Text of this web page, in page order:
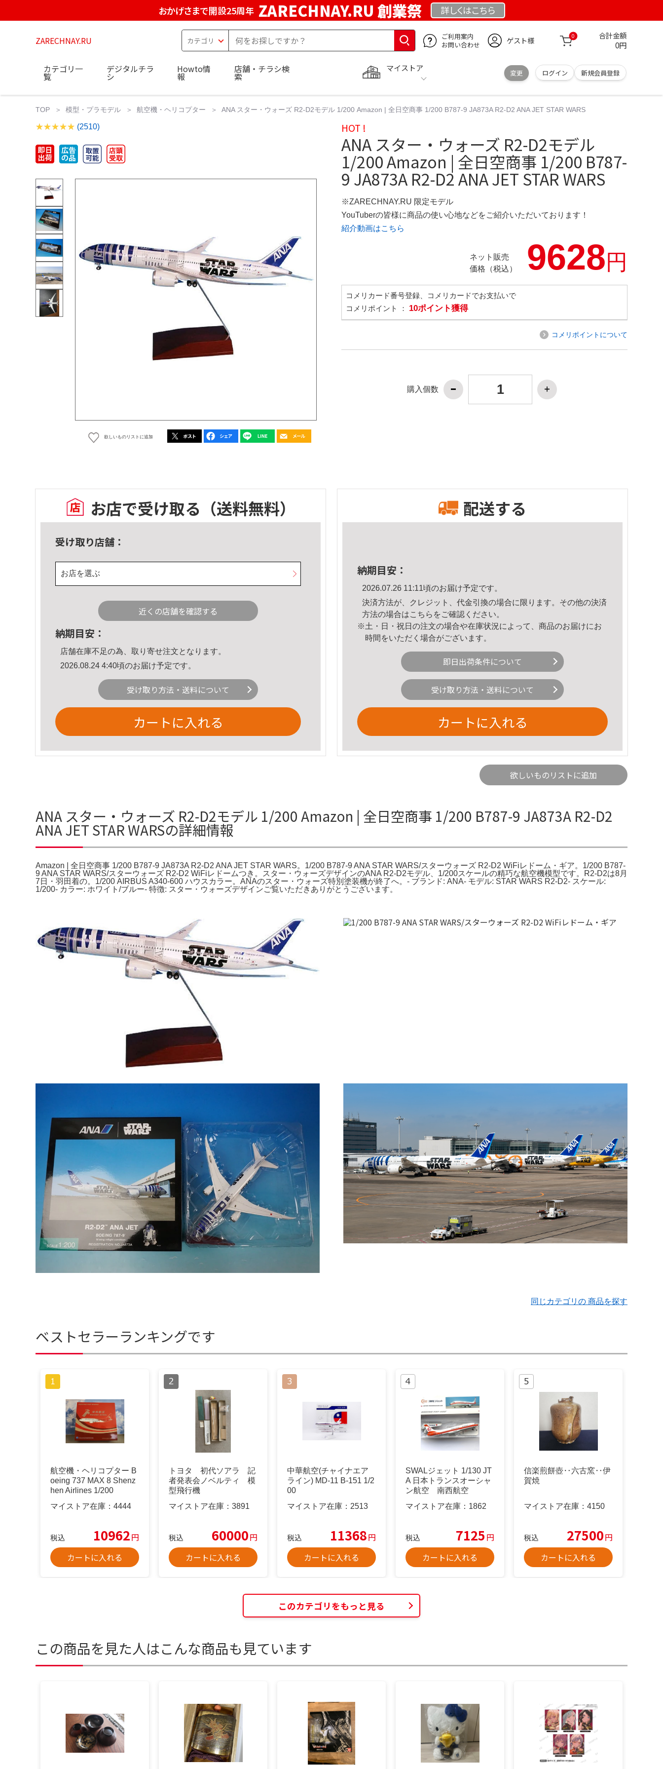
おかげさまで開設25周年 ZARECHNAY.RU 創業祭 詳しくはこちら
ZARECHNAY.RU
ご利用案内
お問い合わせ
ゲスト様 0 合計金額
0円
マイストア
変更 ログイン 新規会員登録
カテゴリ一
覧
デジタルチラ
シ
Howto情
報
店舗・チラシ検
索
TOP 模型・プラモデル 航空機・ヘリコプター ANA スター・ウォーズ R2-D2モデル 1/200 Amazon | 全日空商事 1/200 B787-9 JA873A R2-D2 ANA JET STAR WARS
(2510)
欲しいものリストに追加
HOT !
ANA スター・ウォーズ R2-D2モデル
1/200 Amazon | 全日空商事 1/200 B787-
9 JA873A R2-D2 ANA JET STAR WARS
※ZARECHNAY.RU 限定モデル
YouTuberの皆様に商品の使い心地などをご紹介いただいております！
紹介動画はこちら
ネット販売
価格（税込）
9628円
コメリカード番号登録、コメリカードでお支払いで
コメリポイント ： 10ポイント獲得
コメリポイントについて
購入個数
お店で受け取る （送料無料）
受け取り店舗：
お店を選ぶ
近くの店舗を確認する
納期目安：
店舗在庫不足の為、取り寄せ注文となります。
2026.08.24 4:40頃のお届け予定です。
受け取り方法・送料について
カートに入れる
配送する
納期目安：
2026.07.26 11:11頃のお届け予定です。
決済方法が、クレジット、代金引換の場合に限ります。その他の決済
方法の場合はこちら をご確認ください。
※土・日・祝日の注文の場合や在庫状況によって、商品のお届けにお
時間をいただく場合がございます。
即日出荷条件について
受け取り方法・送料について
カートに入れる
欲しいものリストに追加
ANA スター・ウォーズ R2-D2モデル 1/200 Amazon | 全日空商事 1/200 B787-9 JA873A R2-D2
ANA JET STAR WARSの詳細情報
Amazon | 全日空商事 1/200 B787-9 JA873A R2-D2 ANA JET STAR WARS。1/200 B787-9 ANA STAR WARS/スターウォーズ R2-D2 WiFiレドーム・ギア。1/200 B787-
9 ANA STAR WARS/スターウォーズ R2-D2 WiFiレドームつき。スター・ウォーズデザインのANA R2-D2モデル、1/200スケールの精巧な航空機模型です。R2-D2は8月
7日・羽田着の。1/200 AIRBUS A340-600 ハウスカラー。ANAのスター・ウォーズ特別塗装機が終了へ。- ブランド: ANA- モデル: STAR WARS R2-D2- スケール:
1/200- カラー: ホワイト/ブルー- 特徴: スター・ウォーズデザインご覧いただきありがとうございます。
同じカテゴリの 商品を探す
ベストセラーランキングです
航空機・ヘリコプター B
oeing 737 MAX 8 Shenz
hen Airlines 1/200
マイストア在庫： 4444
税込 10962円
カートに入れる
トヨタ 初代ソアラ 記
者発表会ノベルティ 模
型飛行機
マイストア在庫： 3891
税込 60000円
カートに入れる
中華航空(チャイナエア
ライン) MD-11 B-151 1/2
00
マイストア在庫： 2513
税込 11368円
カートに入れる
SWALジェット 1/130 JT
A 日本トランスオーシャ
ン航空 南西航空
マイストア在庫： 1862
税込 7125 円
カートに入れる
信楽煎餅壺‥六古窯‥伊
賀焼
マイストア在庫： 4150
税込 27500円
カートに入れる
このカテゴリをもっと見る
この商品を見た人はこんな商品も見ています